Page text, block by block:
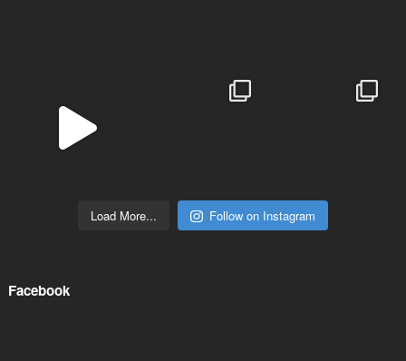
Load More... Follow on Instagram
Facebook